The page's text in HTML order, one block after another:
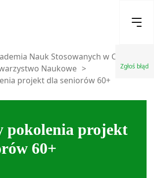
Zgłoś błąd
Nauk Stosowanych w Chełmie
Naukowe >
projekt dla seniorów 60+
pokolenia projekt
60+